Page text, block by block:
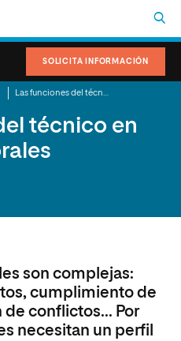
SOLICITA INFORMACIÓN
técnico en
son complejas:
cumplimiento de
conflictos... Por
necesitan un perfil